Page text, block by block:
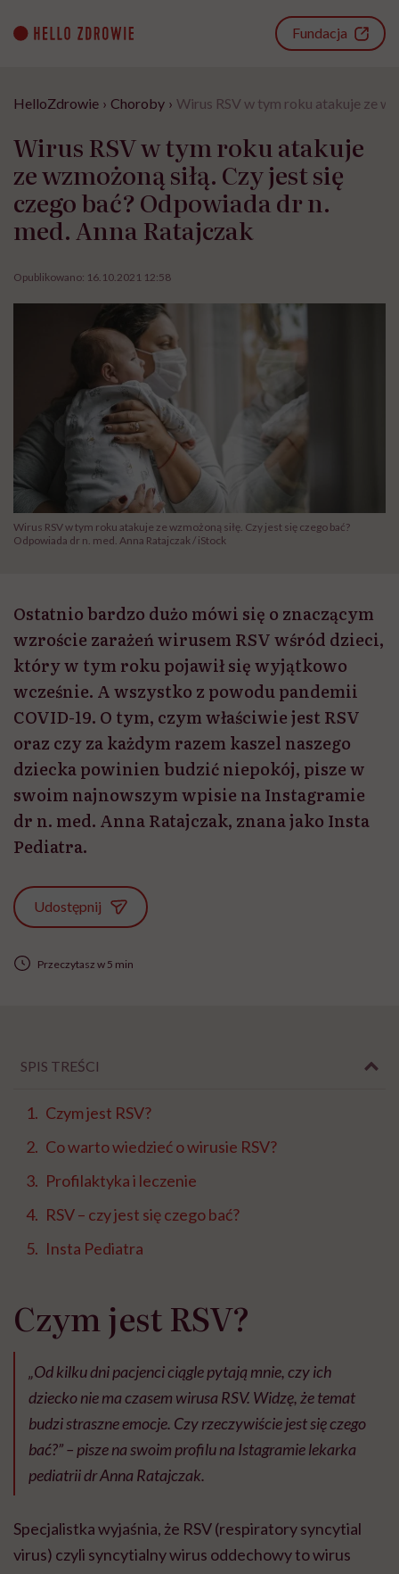
content
Fundacja
HelloZdrowie › Choroby › Wirus RSV w tym roku atakuje ze
Wirus RSV w tym roku atakuje
ze wzmożoną siłą. Czy jest się
czego bać? Odpowiada dr n.
med. Anna Ratajczak
Opublikowano: 16.10.2021 12:58
Wirus RSV w tym roku atakuje ze wzmożoną siłę. Czy jest się czego bać?
Odpowiada dr n. med. Anna Ratajczak / iStock
Ostatnio bardzo dużo mówi się o znaczącym
wzroście zarażeń wirusem RSV wśród dzieci,
który w tym roku pojawił się wyjątkowo
wcześnie. A wszystko z powodu pandemii
COVID-19. O tym, czym właściwie jest RSV
oraz czy za każdym razem kaszel naszego
dziecka powinien budzić niepokój, pisze w
swoim najnowszym wpisie na Instagramie
dr n. med. Anna Ratajczak, znana jako Insta
Pediatra.
Udostępnij
Przeczytasz w 5 min
SPIS TREŚCI
Czym jest RSV?
Co warto wiedzieć o wirusie RSV?
Profilaktyka i leczenie
RSV – czy jest się czego bać?
Insta Pediatra
Czym jest RSV?
„Od kilku dni pacjenci ciągle pytają mnie, czy ich
dziecko nie ma czasem wirusa RSV. Widzę, że temat
budzi straszne emocje. Czy rzeczywiście jest się czego
bać?” – pisze na swoim profilu na Istagramie lekarka
pediatrii dr Anna Ratajczak.
Specjalistka wyjaśnia, że RSV (respiratory syncytial
virus) czyli syncytialny wirus oddechowy to wirus